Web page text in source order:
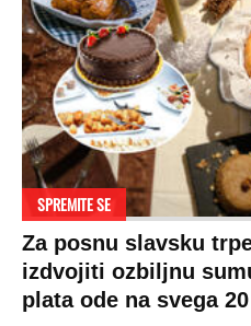
SPREMITE SE
Za posnu slavsku
izdvojiti ozbiljnu
plata ode na svega